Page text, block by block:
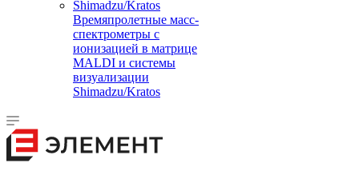
Времяпролетные масс-
спектрометры с
ионизацией в матрице
MALDI и системы
визуализации
Shimadzu/Kratos